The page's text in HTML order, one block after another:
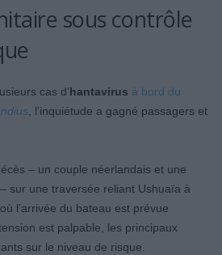
sous contrôle
cas d’hantavirus à bord du
, l’inquiétude a gagné passagers et
– un couple néerlandais et une
sur une traversée reliant Ushuaïa à
l’arrivée du bateau est prévue
est palpable, les principaux
sur le niveau de risque.